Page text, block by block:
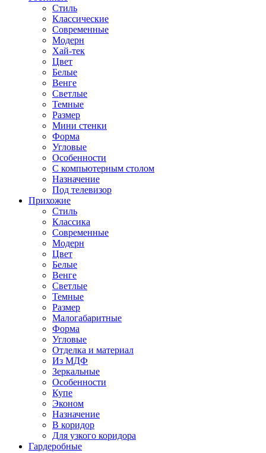
Стиль
Классические
Современные
Модерн
Хай-тек
Цвет
Белые
Венге
Светлые
Темные
Размер
Мини стенки
Форма
Угловые
Особенности
С компьютерным столом
Назначение
Под телевизор
Прихожие
Стиль
Классика
Современные
Модерн
Цвет
Белые
Венге
Светлые
Темные
Размер
Малогабаритные
Форма
Угловые
Отделка и материал
Из МДФ
Зеркальные
Особенности
Купе
Эконом
Назначение
В коридор
Для узкого коридора
Гардеробные